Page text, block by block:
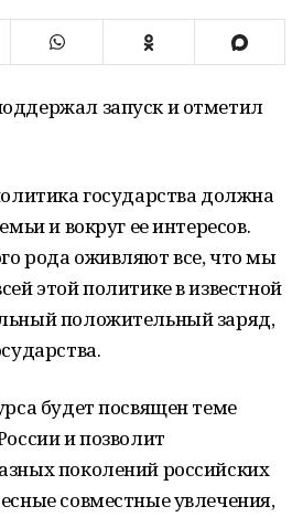
запуск и отметил
государства должна
и вокруг ее интересов.
рода оживляют все, что мы
этой политике в известной
положительный заряд,
будет посвящен теме
и позволит
поколений российских
совместные увлечения,